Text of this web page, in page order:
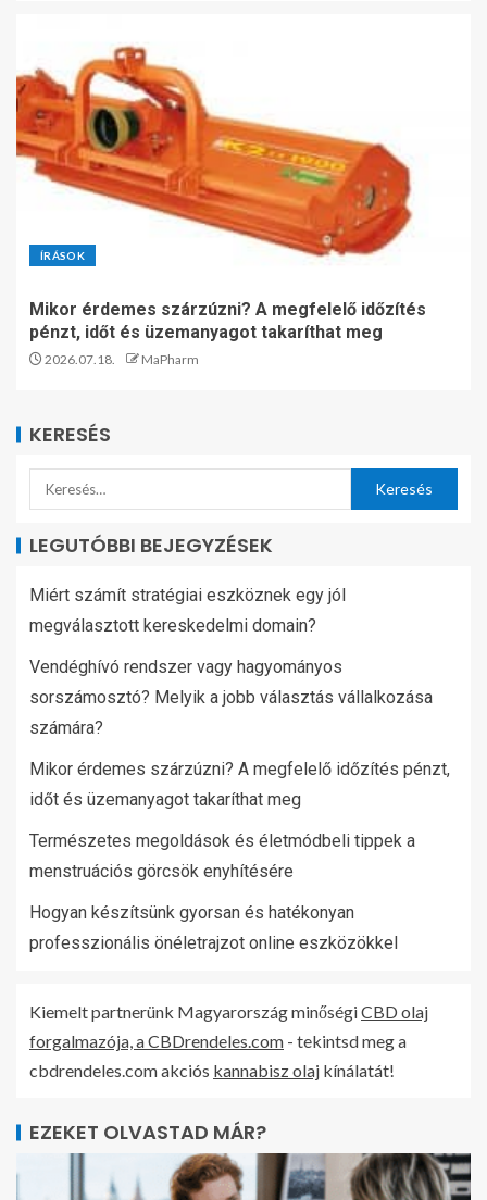
ÍRÁSOK
Mikor érdemes szárzúzni? A megfelelő időzítés
pénzt, időt és üzemanyagot takaríthat meg
2026.07.18. MaPharm
KERESÉS
LEGUTÓBBI BEJEGYZÉSEK
Miért számít stratégiai eszköznek egy jól
megválasztott kereskedelmi domain?
Vendéghívó rendszer vagy hagyományos
sorszámosztó? Melyik a jobb választás vállalkozása
számára?
Mikor érdemes szárzúzni? A megfelelő időzítés pénzt,
időt és üzemanyagot takaríthat meg
Természetes megoldások és életmódbeli tippek a
menstruációs görcsök enyhítésére
Hogyan készítsünk gyorsan és hatékonyan
professzionális önéletrajzot online eszközökkel
Kiemelt partnerünk Magyarország minőségiCBD olaj
forgalmazója, a CBDrendeles.com - tekintsd meg a
cbdrendeles.com akciós kannabisz olaj kínálatát!
EZEKET OLVASTAD MÁR?